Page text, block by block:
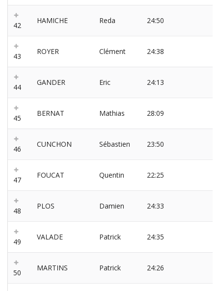
42
HAMICHE Reda 24:50
43
ROYER Clément 24:38
44
GANDER Eric 24:13
45
BERNAT Mathias 28:09
46
CUNCHON Sébastien 23:50
47
FOUCAT Quentin 22:25
48
PLOS Damien 24:33
49
VALADE Patrick 24:35
50
MARTINS Patrick 24:26